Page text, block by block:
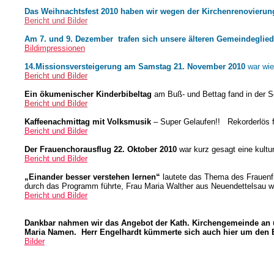
Das Weihnachtsfest 2010 haben wir wegen der
Bericht und Bilder
Am 7. und 9. Dezember trafen sich unsere älteren
Bildimpressionen
14.Missionsversteigerung am Samstag 21. November 2010 war
Bericht und Bilder
Ein ökumenischer Kinderbibeltag am Buß- und Bettag fand in der
Bericht und Bilder
Kaffeenachmittag mit Volksmusik – Super Gelaufen!! Rekorderlös
Bericht und Bilder
Der Frauenchorausflug 22. Oktober 2010 war kurz gesagt eine
Bericht und Bilder
„Einander besser verstehen lernen“ lautete das Thema des
durch das Programm führte, Frau Maria Walther aus Neuendettelsau
Bericht und Bilder
Dankbar nahmen wir das Angebot der Kath. Kirchengemeinde
Maria Namen. Herr Engelhardt kümmerte sich auch hier um den
Bilder